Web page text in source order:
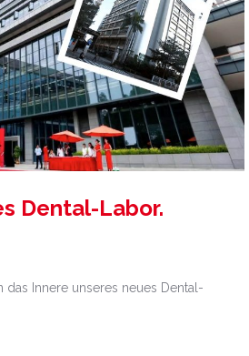
Dental-Labor.
das Innere unseres neues Dental-